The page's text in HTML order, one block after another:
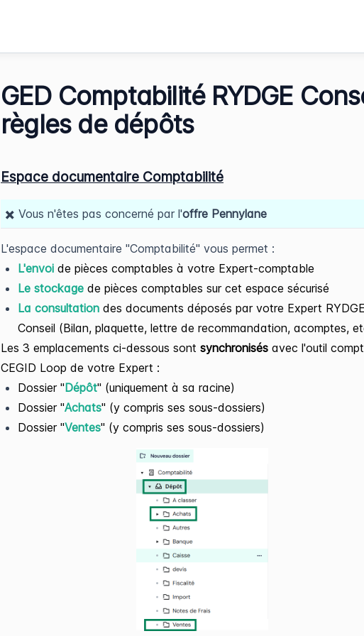
GED Comptabilité RYDGE
règles de dépôts
Espace documentaire Comptabilité
✖️ Vous n'êtes pas concerné par l'offre Pennylane
L'espace documentaire "Comptabilité" vous permet :
L'envoi de pièces comptables à votre Expert-comptable
Le stockage de pièces comptables sur cet espace sécurisé
La consultation des documents déposés par votre Expert RYDGE
Conseil (Bilan, plaquette, lettre de recommandation, acomptes,
Les 3 emplacements ci-dessous sont synchronisés avec l'outil
CEGID Loop de votre Expert :
Dossier "Dépôt" (uniquement à sa racine)
Dossier "Achats" (y compris ses sous-dossiers)
Dossier "Ventes" (y compris ses sous-dossiers)